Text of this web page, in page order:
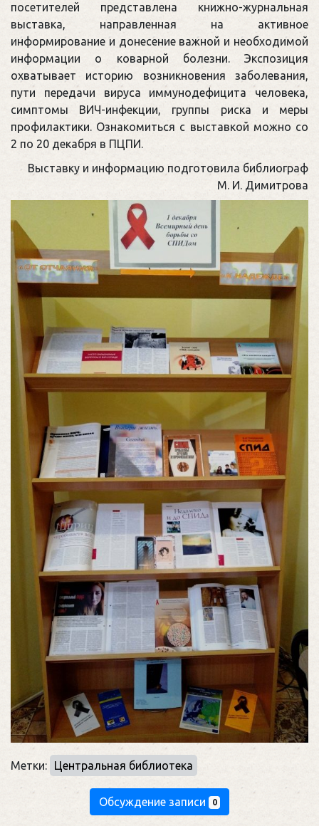
посетителей представлена книжно-журнальная
выставка, направленная на активное
информирование и донесение важной и необходимой
информации о коварной болезни. Экспозиция
охватывает историю возникновения заболевания,
пути передачи вируса иммунодефицита человека,
симптомы ВИЧ-инфекции, группы риска и меры
профилактики. Ознакомиться с выставкой можно со
2 по 20 декабря в ПЦПИ.
Выставку и информацию подготовила библиограф
М. И. Димитрова
Метки: Центральная библиотека
Обсуждение записи 0